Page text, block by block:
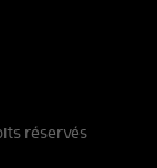
réservés